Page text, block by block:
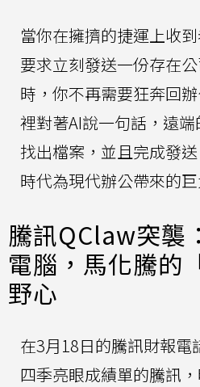
當你在擁擠的捷運上收
要求立刻發送一份存在
時，你不再需要狂奔回
裡對著AI說一句話，遠
找出檔案，並且完成發送
時代為現代辦公帶來的巨
騰訊QClaw突襲
電腦，馬化騰的
野心
在3月18日的騰訊財報電
四季亮眼成績單的騰訊